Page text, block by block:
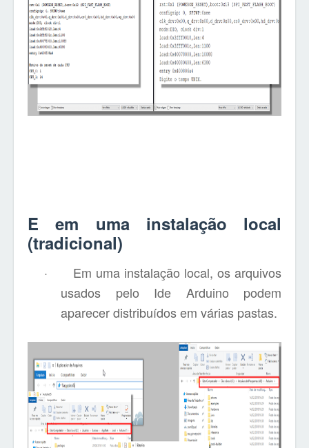
E em uma instalação local
(tradicional)
·
Em uma instalação local, os arquivos
usados pelo Ide Arduino podem
aparecer distribuídos em várias pastas.